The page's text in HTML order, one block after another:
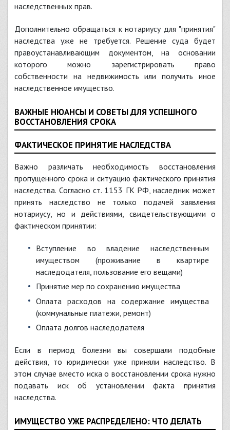
наследственных прав.
Дополнительно обращаться к нотариусу для "принятия"
наследства уже не требуется. Решение суда будет
правоустанавливающим документом, на основании
которого можно зарегистрировать право
собственности на недвижимость или получить иное
наследственное имущество.
ВАЖНЫЕ НЮАНСЫ И СОВЕТЫ ДЛЯ УСПЕШНОГО
ВОССТАНОВЛЕНИЯ СРОКА
ФАКТИЧЕСКОЕ ПРИНЯТИЕ НАСЛЕДСТВА
Важно различать необходимость восстановления
пропущенного срока и ситуацию фактического принятия
наследства. Согласно ст. 1153 ГК РФ, наследник может
принять наследство не только подачей заявления
нотариусу, но и действиями, свидетельствующими о
фактическом принятии:
Вступление во владение наследственным
имуществом (проживание в квартире
наследодателя, пользование его вещами)
Принятие мер по сохранению имущества
Оплата расходов на содержание имущества
(коммунальные платежи, ремонт)
Оплата долгов наследодателя
Если в период болезни вы совершали подобные
действия, то юридически уже приняли наследство. В
этом случае вместо иска о восстановлении срока нужно
подавать иск об установлении факта принятия
наследства.
ИМУЩЕСТВО УЖЕ РАСПРЕДЕЛЕНО: ЧТО ДЕЛАТЬ